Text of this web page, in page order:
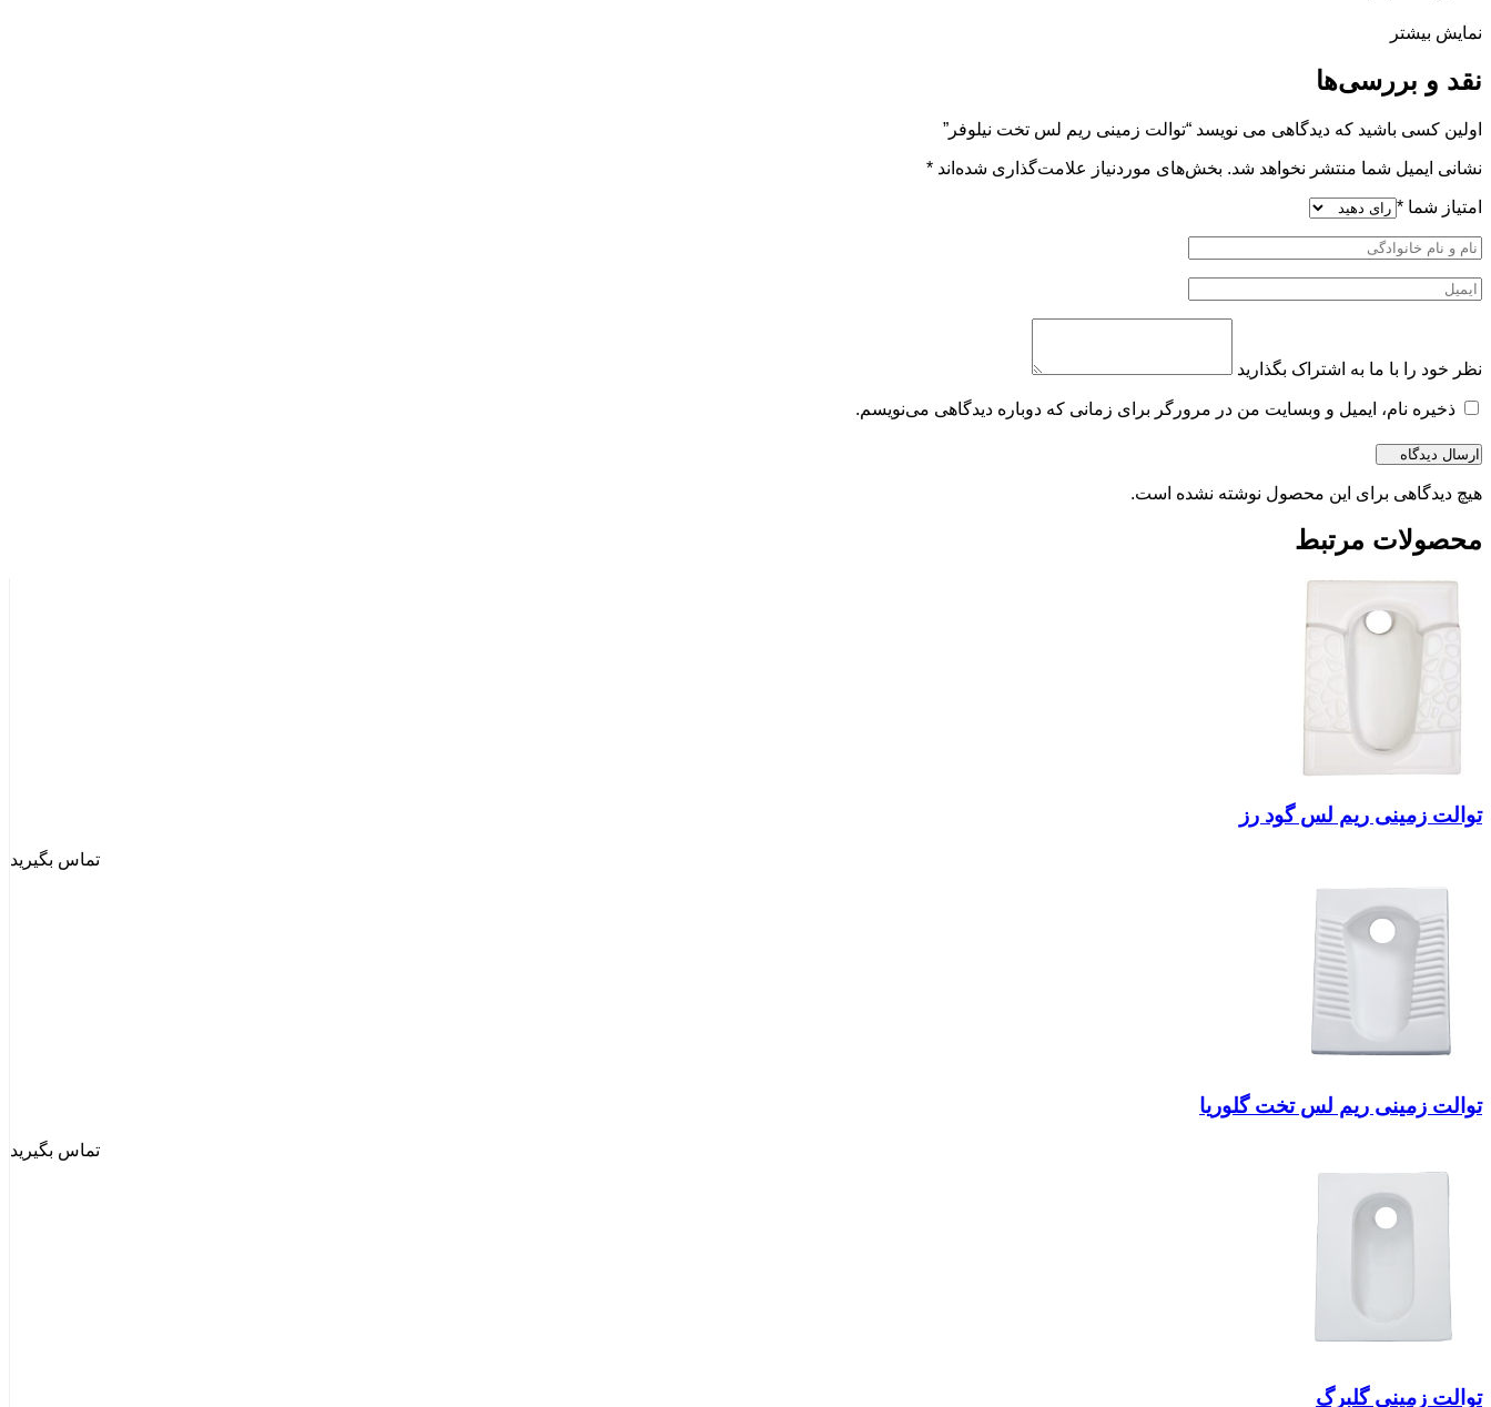
نمایش بیشتر
نقد و بررسی‌ها
اولین کسی باشید که دیدگاهی می نویسد “توالت زمینی ریم لس تخت نیلوفر”
نشانی ایمیل شما منتشر نخواهد شد. بخش‌های موردنیاز علامت‌گذاری شده‌اند *
امتیاز شما *
نظر خود را با ما به اشتراک بگذارید
ذخیره نام، ایمیل و وبسایت من در مرورگر برای زمانی که دوباره دیدگاهی می‌نویسم.
هیچ دیدگاهی برای این محصول نوشته نشده است.
محصولات مرتبط
توالت زمینی ریم لس گود رز
تماس بگیرید
توالت زمینی ریم لس تخت گلوریا
تماس بگیرید
توالت زمینی گلبرگ